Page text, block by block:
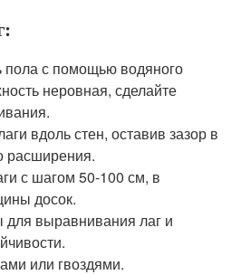
пола с помощью водяного
неровная, сделайте
вдоль стен, оставив зазор в
расширения.
с шагом 50-100 см, в
досок.
для выравнивания лаг и
или гвоздями.